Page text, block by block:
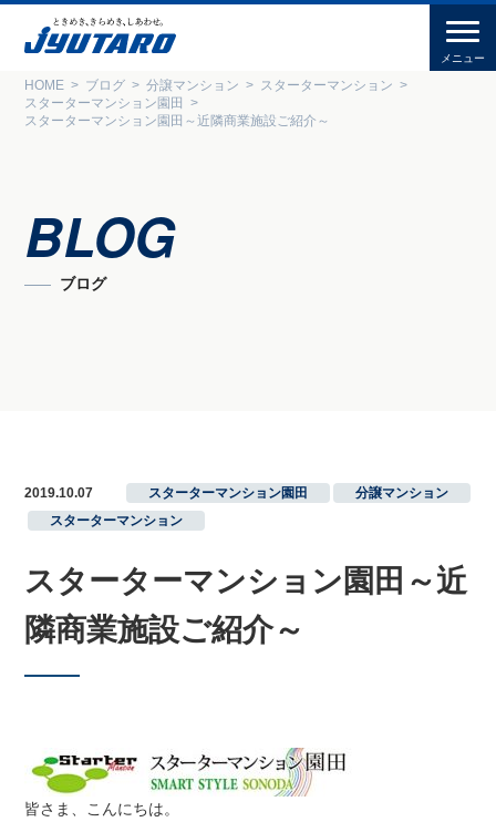
HOME ブログ 分譲マンション
スターターマンション
スターターマンション園田
スターターマンション園田～近隣商業施設ご紹介～
BLOG
ブログ
2019.10.07 スターターマンション園田
分譲マンション
スターターマンション
スターターマンション園田～近
隣商業施設ご紹介～
皆さま、こんにちは。